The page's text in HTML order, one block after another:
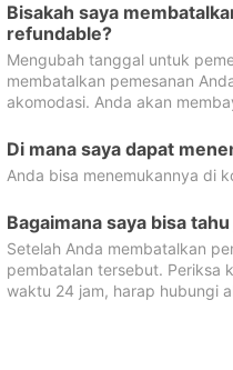
Bisakah saya
refundable?
Mengubah tanggal untuk
membatalkan pemesanan
akomodasi. Anda akan
Di mana saya dapat
Anda bisa menemukannya di
Bagaimana saya bisa
Setelah Anda membatalkan
pembatalan tersebut. Periksa
waktu 24 jam, harap hubungi